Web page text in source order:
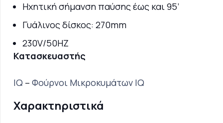
Ηχητική σήμανση παύσης έως και 95’
Γυάλινος δίσκος: 270mm
230V/50HZ
Κατασκευαστής
IQ – Φούρνοι Μικροκυμάτων IQ
Χαρακτηριστικά